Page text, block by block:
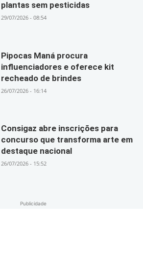
plantas sem pesticidas
29/07/2026 - 08:54
Pipocas Maná procura
influenciadores e oferece kit
recheado de brindes
26/07/2026 - 16:14
Consigaz abre inscrições para
concurso que transforma arte em
destaque nacional
26/07/2026 - 15:52
Publicidade